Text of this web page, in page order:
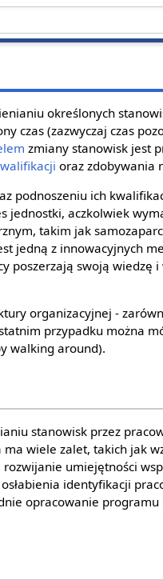
określonych
czas (zazwyczaj czas
zmiany stanowisk jest
oraz zdobywania
podnoszeniu ich
jednostki, aczkolwiek
takim jak
jedną z innowacyjnych
poszerzają swoją wiedzę i
organizacyjnej -
przypadku można
walking around).
stanowisk przez
wiele zalet, takich jak
umiejętności
identyfikacji
opracowanie